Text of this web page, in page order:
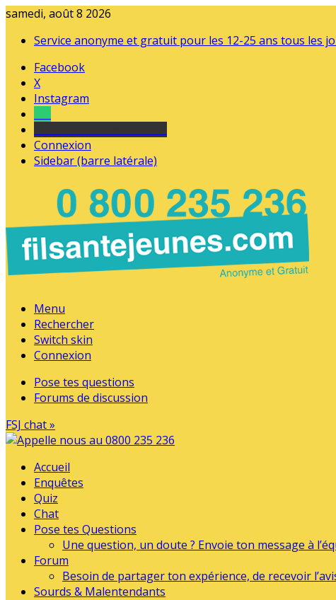
samedi, août 8 2026
Service anonyme et gratuit pour les 12-25 ans tous les
Facebook
X
Instagram
Connexion
Sidebar (barre latérale)
Menu
Rechercher
Switch skin
Connexion
Pose tes questions
Forums de discussion
FSJ chat »
Accueil
Enquêtes
Quiz
Chat
Pose tes Questions
Une question, un doute ? Envoie ton message à
Forum
Besoin de partager ton expérience, de recevoir
Sourds & Malentendants